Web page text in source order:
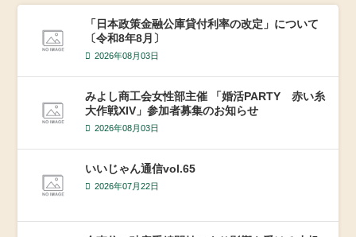
「日本政策金融公庫貸付利率の改定」について
〔令和8年8月〕
2026年08月03日
みよし商工会女性部主催 「婚活PARTY 赤い糸
大作戦XIV」参加者募集のお知らせ
2026年08月03日
いいじゃん通信vol.65
2026年07月22日